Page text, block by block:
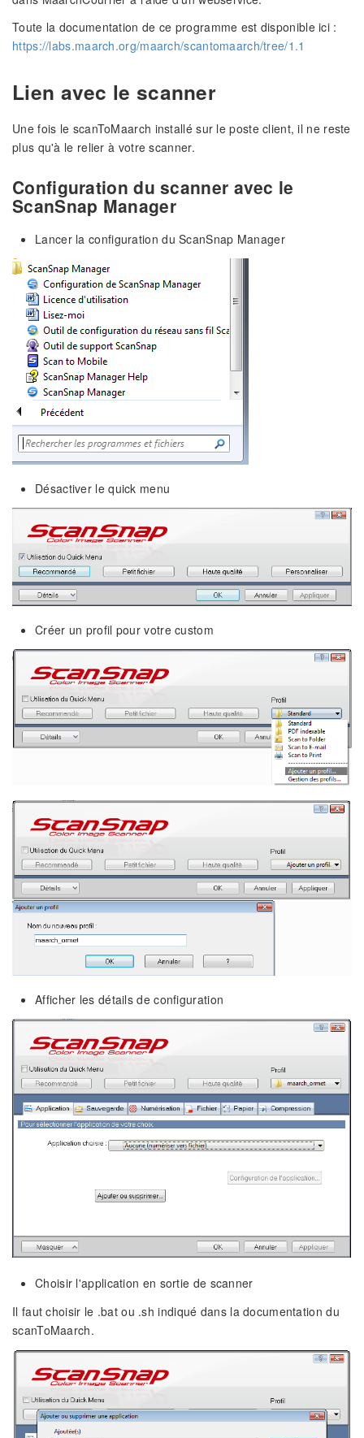
Toute la documentation de ce programme est disponible ici :
https://labs.maarch.org/maarch/scantomaarch/tree/1.1
Lien avec le scanner
Une fois le scanToMaarch installé sur le poste client, il ne reste
plus qu'à le relier à votre scanner.
Configuration du scanner avec le
ScanSnap Manager
Lancer la configuration du ScanSnap Manager
Désactiver le quick menu
Créer un profil pour votre custom
Afficher les détails de configuration
Choisir l'application en sortie de scanner
Il faut choisir le .bat ou .sh indiqué dans la documentation du
scanToMaarch.